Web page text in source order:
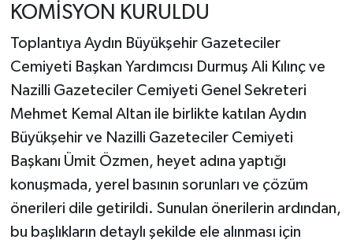
KOMİSYON KURULDU
Toplantıya Aydın Büyükşehir Gazeteciler
Cemiyeti Başkan Yardımcısı Durmuş Ali Kılınç ve
Nazilli Gazeteciler Cemiyeti Genel Sekreteri
Mehmet Kemal Altan ile birlikte katılan Aydın
Büyükşehir ve Nazilli Gazeteciler Cemiyeti
Başkanı Ümit Özmen, heyet adına yaptığı
konuşmada, yerel basının sorunları ve çözüm
önerileri dile getirildi. Sunulan önerilerin ardından,
bu başlıkların detaylı şekilde ele alınması için